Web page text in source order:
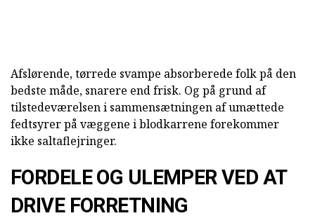
Afslørende, tørrede svampe absorberede folk på den
bedste måde, snarere end frisk. Og på grund af
tilstedeværelsen i sammensætningen af umættede
fedtsyrer på væggene i blodkarrene forekommer
ikke saltaflejringer.
FORDELE OG ULEMPER VED AT
DRIVE FORRETNING